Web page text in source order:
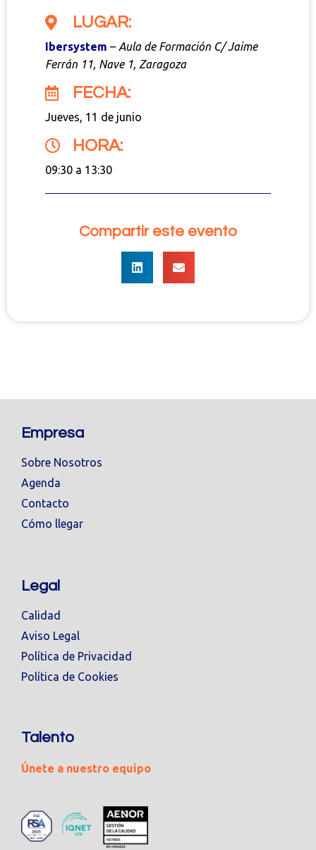
LUGAR:
Ibersystem – Aula de Formación C/ Jaime
Ferrán 11, Nave 1, Zaragoza
FECHA:
Jueves, 11 de junio
HORA:
09:30 a 13:30
Compartir este evento
Empresa
Sobre Nosotros
Agenda
Contacto
Cómo llegar
Legal
Calidad
Aviso Legal
Política de Privacidad
Política de Cookies
Talento
Únete a nuestro equipo